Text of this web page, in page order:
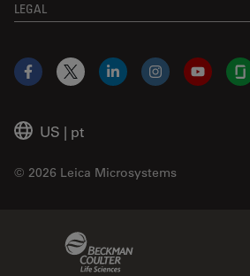
LEGAL
US | pt
© 2026 Leica Microsystems
Facebook
X LinkedInInstagram